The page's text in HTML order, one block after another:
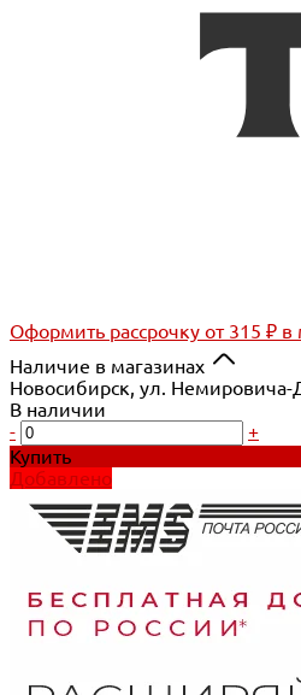
Оформить рассрочку от 315 ₽ в
Наличие в магазинах
Новосибирск, ул. Немировича-
В наличии
-
+
Купить
Добавлено